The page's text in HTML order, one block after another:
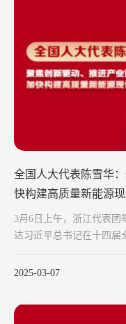
全国人大代表陈雪华
快构建高质量新能源
3月6日上午，浙江代表团
达习近平总书记在十四届
2025-03-07